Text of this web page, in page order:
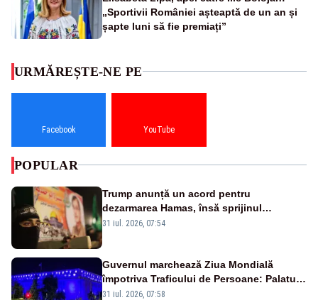
„Sportivii României așteaptă de un an și
șapte luni să fie premiați”
URMĂREȘTE-NE PE
Facebook YouTube
POPULAR
Trump anunță un acord pentru
dezarmarea Hamas, însă sprijinul
Israelului rămâne incert
31 iul. 2026, 07:54
Guvernul marchează Ziua Mondială
împotriva Traficului de Persoane: Palatul
Victoria, iluminat în albastru
31 iul. 2026, 07:58